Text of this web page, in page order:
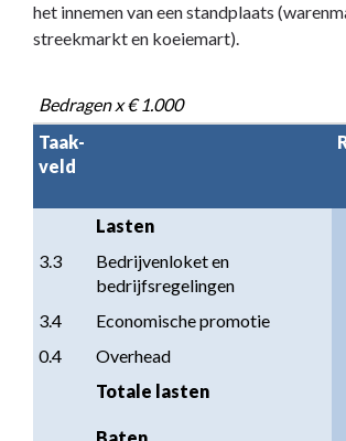
het innemen van een standplaats
streekmarkt en koeiemart).
Bedragen x € 1.000
Taak-
veld
Lasten
3.3
Bedrijvenloket en
bedrijfsregelingen
3.4 Economische promotie
0.4
Overhead
Totale lasten